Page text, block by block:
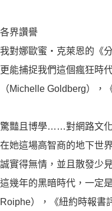
各界讚譽
我對娜歐蜜・克萊恩的《
更能捕捉我們這個瘋狂
（Michelle Goldberg），
驚豔且博學……對網路文
在她這場高智商的地下世
誠實得無情，並且散發少
這幾年的黑暗時代，一定
Roiphe），《紐約時報書